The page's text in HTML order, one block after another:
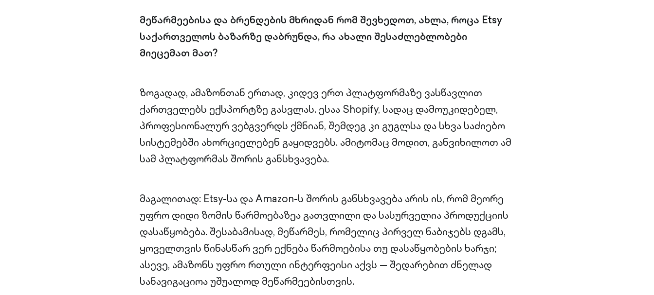
მეწარმეებისა და ბრენდების მხრიდან რომ შევხედოთ, ახლა, როცა Etsy
საქართველოს ბაზარზე დაბრუნდა, რა ახალი შესაძლებლობები
მიეცემათ მათ?
ზოგადად, ამაზონთან ერთად, კიდევ ერთ პლატფორმაზე ვასწავლით
ქართველებს ექსპორტზე გასვლას. ესაა Shopify, სადაც დამოუკიდებელ,
პროფესიონალურ ვებგვერდს ქმნიან, შემდეგ კი გუგლსა და სხვა საძიებო
სისტემებში ახორციელებენ გაყიდვებს. ამიტომაც მოდით, განვიხილოთ ამ
სამ პლატფორმას შორის განსხვავება.
მაგალითად: Etsy-სა და Amazon-ს შორის განსხვავება არის ის, რომ მეორე
უფრო დიდი ზომის წარმოებაზეა გათვლილი და სასურველია პროდუქციის
დასაწყობება. შესაბამისად, მეწარმეს, რომელიც პირველ ნაბიჯებს დგამს,
ყოველთვის წინასწარ ვერ ექნება წარმოებისა თუ დასაწყობების ხარჯი;
ასევე, ამაზონს უფრო რთული ინტერფეისი აქვს — შედარებით ძნელად
სანავიგაციოა უშუალოდ მეწარმეებისთვის.